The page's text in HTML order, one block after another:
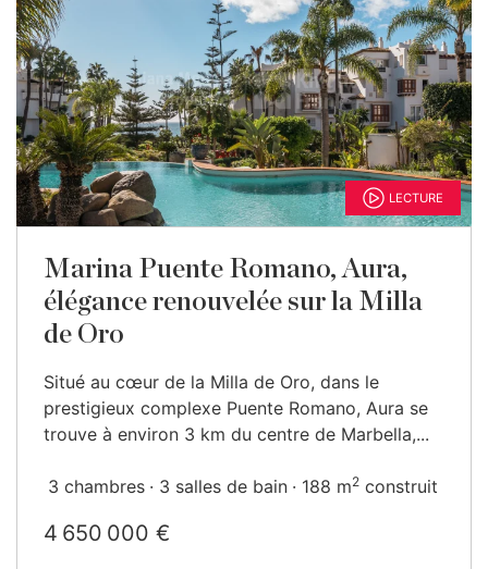
LECTURE
Marina Puente Romano, Aura,
élégance renouvelée sur la Milla
de Oro
Situé au cœur de la Milla de Oro, dans le
prestigieux complexe Puente Romano, Aura se
trouve à environ 3 km du centre de Marbella,...
3 chambres 3 salles de bain 188 m2 construit
4 650 000 €